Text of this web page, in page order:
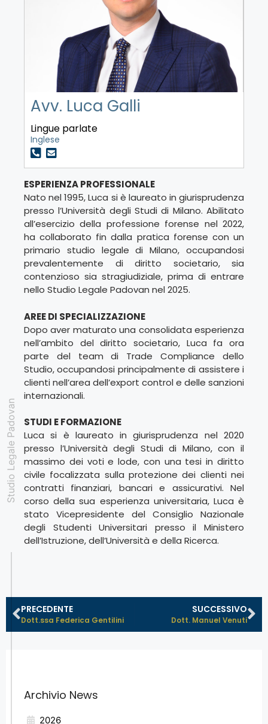
Studio Legale Padovan
Avv. Luca Galli
Lingue parlate
Inglese
ESPERIENZA PROFESSIONALE
Nato nel 1995, Luca si è laureato in giurisprudenza
presso l’Università degli Studi di Milano. Abilitato
all’esercizio della professione forense nel 2022,
ha collaborato fin dalla pratica forense con un
primario studio legale di Milano, occupandosi
prevalentemente di diritto societario, sia
contenzioso sia stragiudiziale, prima di entrare
nello Studio Legale Padovan nel 2025.
AREE DI SPECIALIZZAZIONE
Dopo aver maturato una consolidata esperienza
nell’ambito del diritto societario, Luca fa ora
parte del team di Trade Compliance dello
Studio, occupandosi principalmente di assistere i
clienti nell’area dell’export control e delle sanzioni
internazionali.
STUDI E FORMAZIONE
Luca si è laureato in giurisprudenza nel 2020
presso l’Università degli Studi di Milano, con il
massimo dei voti e lode, con una tesi in diritto
civile focalizzata sulla protezione dei clienti nei
contratti finanziari, bancari e assicurativi. Nel
corso della sua esperienza universitaria, Luca è
stato Vicepresidente del Consiglio Nazionale
degli Studenti Universitari presso il Ministero
dell’Istruzione, dell’Università e della Ricerca.
PRECEDENTE
Dott.ssa Federica Gentilini
SUCCESSIVO
Dott. Manuel Venuti
Archivio News
2026